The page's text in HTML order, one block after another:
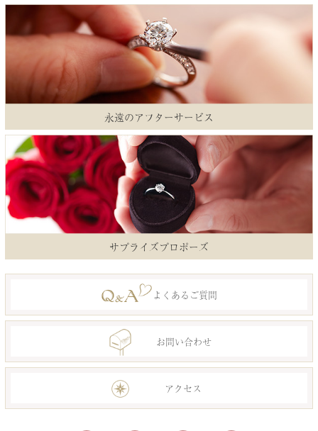
永遠のアフターサービス
サプライズプロポーズ
よくあるご質問
お問い合わせ
アクセス